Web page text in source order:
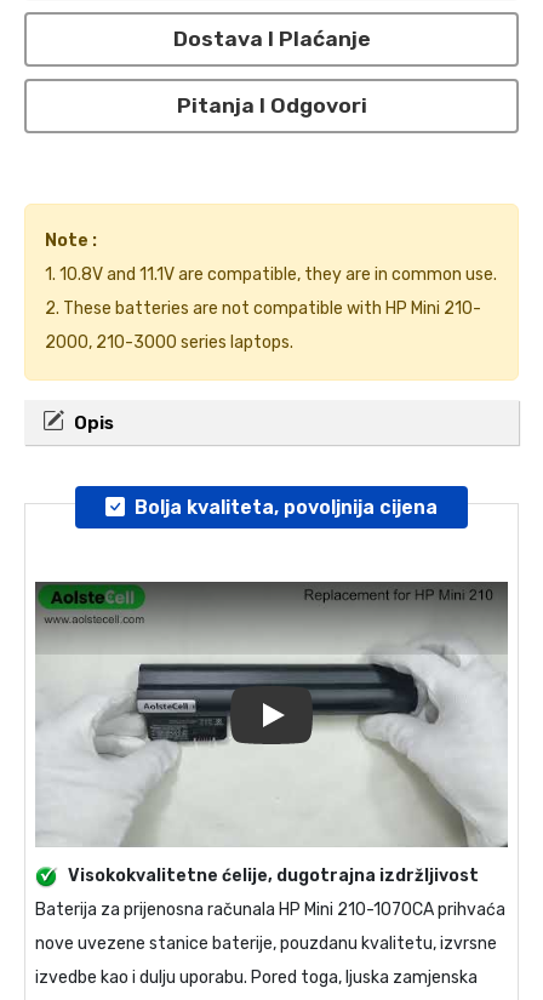
Dostava I Plaćanje
Pitanja I Odgovori
Note :
1. 10.8V and 11.1V are compatible, they are in common use.
2. These batteries are not compatible with HP Mini 210-
2000, 210-3000 series laptops.
Opis
Bolja kvaliteta, povoljnija cijena
Visokokvalitetne ćelije, dugotrajna izdržljivost
Baterija za prijenosna računala HP Mini 210-1070CAprihvaća
nove uvezene stanice baterije, pouzdanu kvalitetu, izvrsne
izvedbe kao i dulju uporabu. Pored toga, ljuska zamjenska